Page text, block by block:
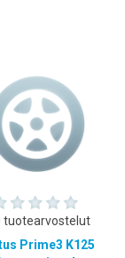
tuotearvostelut
Prime3 K125